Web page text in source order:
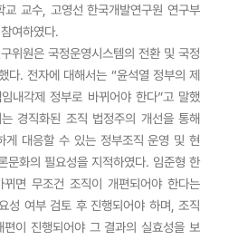
교 교수, 고영선 한국개발연구원 연구부
여하였다.
위원은 국정운영시스템의 전환 및 국정
다. 전자에 대해서는 “윤석열 정부의 제
내각제 정부로 바뀌어야 한다”고 말했
경직화된 조직 법정주의 개선을 통해
게 대응할 수 있는 정부조직 운영 및 현
문화의 필요성을 지적하였다. 임준형 한
면 무조건 조직이 개편되어야 한다는
성 여부 검토 후 진행되어야 하며, 조직
이 진행되어야 그 결과의 실효성을 보